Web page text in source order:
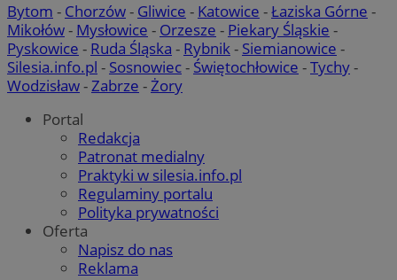
Bytom - Chorzów- Gliwice - Katowice -Łaziska Górne -
Mikołów- Mysłowice - Orzesze - Piekary Śląskie -
Pyskowice - Ruda Śląska - Rybnik- Siemianowice -
Silesia.info.pl - Sosnowiec- Świętochłowice -Tychy-
Wodzisław-Zabrze -Żory
Portal
Redakcja
Patronat medialny
Praktyki w silesia.info.pl
Regulaminy portalu
Polityka prywatności
Oferta
Napisz do nas
Reklama